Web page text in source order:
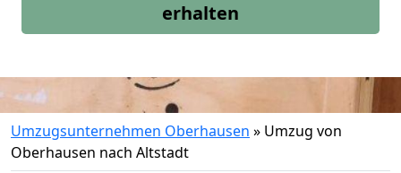
erhalten
Umzugsunternehmen Oberhausen » Umzug von
Oberhausen nach Altstadt